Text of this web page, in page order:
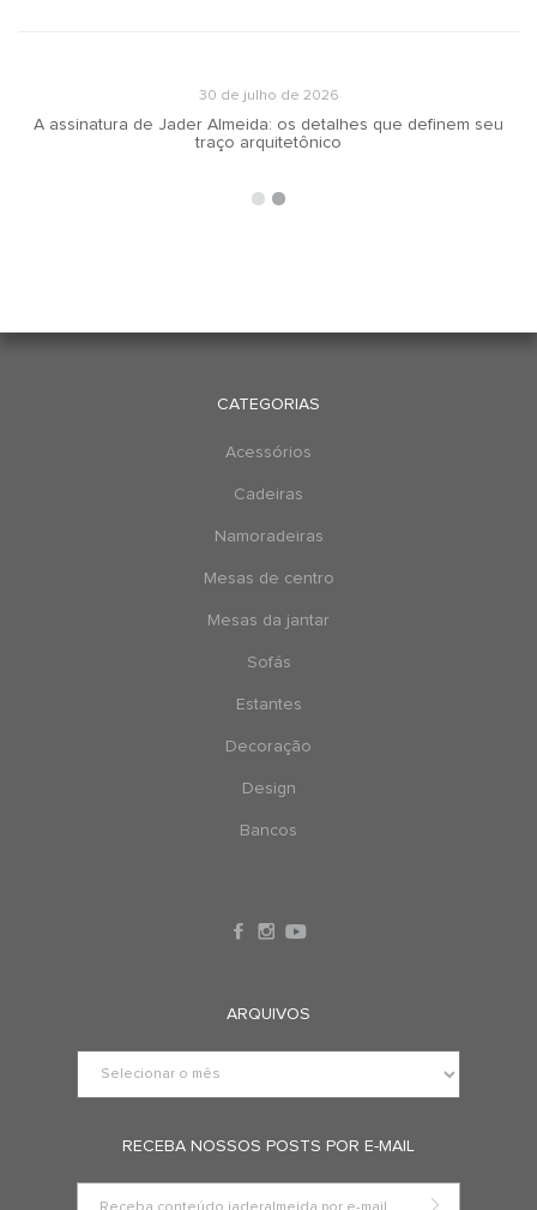
30 de julho de 2026
A assinatura de Jader Almeida: os detalhes que definem seu
traço arquitetônico
CATEGORIAS
Acessórios
Cadeiras
Namoradeiras
Mesas de centro
Mesas da jantar
Sofás
Estantes
Decoração
Design
Bancos
ARQUIVOS
RECEBA NOSSOS POSTS POR E-MAIL